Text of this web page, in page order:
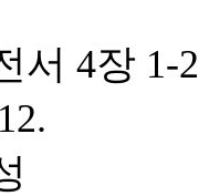
서 4장 1-